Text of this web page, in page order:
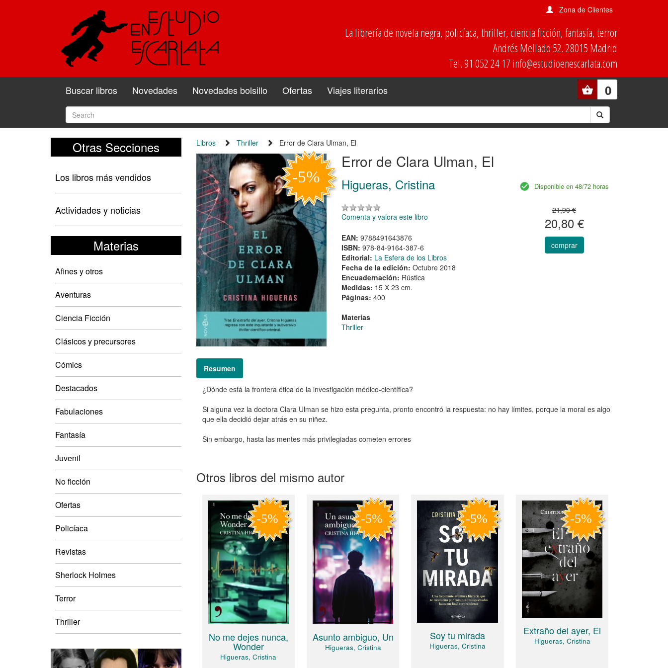
Zona de Clientes
La librería de novela negra, policíaca, thriller, ciencia ficción, fantasía, terror
Andrés Mellado 52. 28015 Madrid
Tel. 91 052 24 17 info@estudioenescarlata.com
0
Buscar libros Novedades Novedades bolsillo Ofertas Viajes literarios
Otras Secciones
Los libros más vendidos
Actividades y noticias
Materias
Afines y otros
Aventuras
Ciencia Ficción
Clásicos y precursores
Cómics
Destacados
Fabulaciones
Fantasía
Juvenil
No ficción
Ofertas
Policíaca
Revistas
Sherlock Holmes
Terror
Thriller
Libros Thriller Error de Clara Ulman, El
Error de Clara Ulman, El
Higueras, Cristina
Comenta y valora este libro
EAN: 9788491643876
ISBN: 978-84-9164-387-6
Editorial: La Esfera de los Libros
Fecha de la edición: Octubre 2018
Encuadernación: Rústica
Medidas: 15 X 23 cm.
Páginas: 400
Materias
Thriller
Disponible en 48/72 horas
21,90 €
20,80 €
comprar
Resumen
¿Dónde está la frontera ética de la investigación médico-científica?
Si alguna vez la doctora Clara Ulman se hizo esta pregunta, pronto encontró la respuesta: no hay límites, porque la moral es algo
que ella decidió dejar atrás en su niñez.
Sin embargo, hasta las mentes más privilegiadas cometen errores
Otros libros del mismo autor
No me dejes nunca,
Wonder
Higueras, Cristina
Asunto ambiguo, Un
Higueras, Cristina
Soy tu mirada
Higueras, Cristina
Extraño del ayer, El
Higueras, Cristina